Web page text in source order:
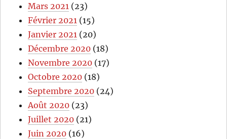
Mars 2021 (23)
Février 2021 (15)
Janvier 2021 (20)
Décembre 2020 (18)
Novembre 2020 (17)
Octobre 2020 (18)
Septembre 2020 (24)
Août 2020 (23)
Juillet 2020 (21)
Juin 2020 (16)